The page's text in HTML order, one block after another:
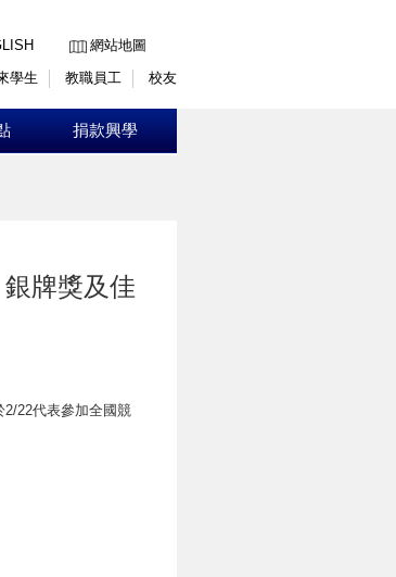
網站地圖
學生 教職員工 校友
捐款興學
牌獎及佳
22代表參加全國競